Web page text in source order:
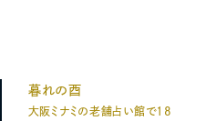
暮れの酉
大阪ミナミの老舗占い館で18